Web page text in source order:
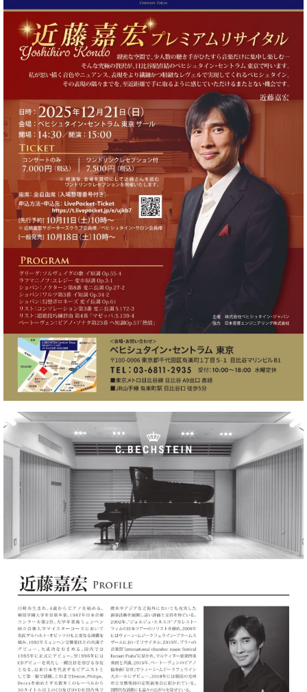
ン
コ
サ
ト
/
C.
ベ
ヒ
シ
ュ
イ
ン
レ
ジ
デ
ン
ス
C.
ベ
ヒ
シ
ュ
タ
イ
ン
グ
ン
ド
ピ
ア
ノ
C.
ベ
ン・
ジ
取
り
組
み
ピ
ア
ノ
製
造
号
タ
イ
ン
ベ
ヒ
タ
イ
ン
を
弾
く
前
に
ベ
ュ
イ
シ
ュ
ー
レ
入
実
績
ホ
ー
ル・
ス
タ
ジ
オ
ス
(お
せ・
デ
ィ
ア
情
報)
キ
ャ
ン
ペ
ン
コ
ン
サ
ー
ッ
ン
イ
ベ
ン
代
理
店
主
催
イ
ベ
ン
ト
正
規
ラ
ー・
取
扱
店
舗・
サ
ン・
調
律
ま
で
オンライン試弾
メルマガ登録
味
か
ら
格
的
に
学
ぶ
ま
で
大
歓
迎。
ベヒ
シュ
タイ
ン・
シュ
ーレ
音楽
教室
ヒ
ュ
タ
ン
・
セ
ン
ト
ラ
会
内
ロ
グ
問
合
せ